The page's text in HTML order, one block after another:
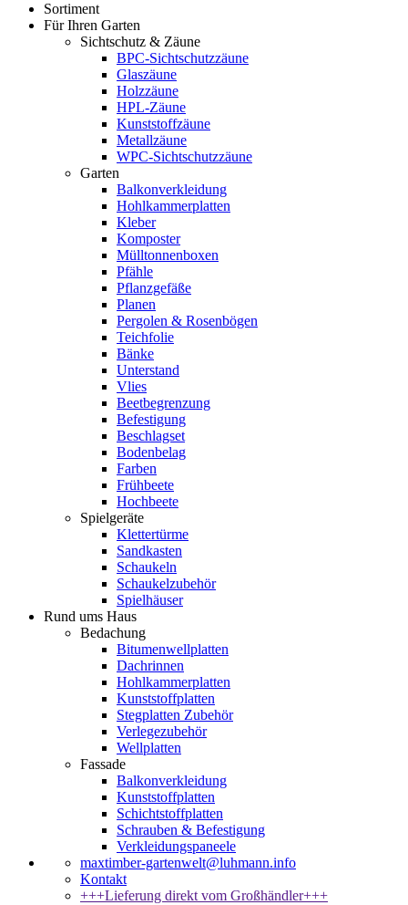
Sortiment
Für Ihren Garten
Sichtschutz & Zäune
BPC-Sichtschutzzäune
Glaszäune
Holzzäune
HPL-Zäune
Kunststoffzäune
Metallzäune
WPC-Sichtschutzzäune
Garten
Balkonverkleidung
Hohlkammerplatten
Kleber
Komposter
Mülltonnenboxen
Pfähle
Pflanzgefäße
Planen
Pergolen & Rosenbögen
Teichfolie
Bänke
Unterstand
Vlies
Beetbegrenzung
Befestigung
Beschlagset
Bodenbelag
Farben
Frühbeete
Hochbeete
Spielgeräte
Klettertürme
Sandkasten
Schaukeln
Schaukelzubehör
Spielhäuser
Rund ums Haus
Bedachung
Bitumenwellplatten
Dachrinnen
Hohlkammerplatten
Kunststoffplatten
Stegplatten Zubehör
Verlegezubehör
Wellplatten
Fassade
Balkonverkleidung
Kunststoffplatten
Schichtstoffplatten
Schrauben & Befestigung
Verkleidungspaneele
maxtimber-gartenwelt@luhmann.info
Kontakt
+++Lieferung direkt vom Großhändler+++